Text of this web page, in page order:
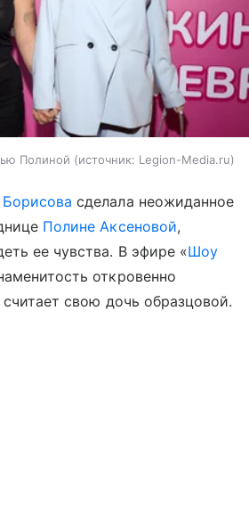
Полиной источник: Legion-Media.ru
сделала неожиданное
Полине Аксеновой,
ее чувства. В эфире «Шоу
откровенно
считает свою дочь образцовой.